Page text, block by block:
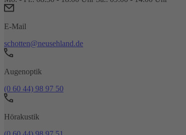
E-Mail
schotten@neusehland.de
Augenoptik
(0 60 44) 98 97 50
Hörakustik